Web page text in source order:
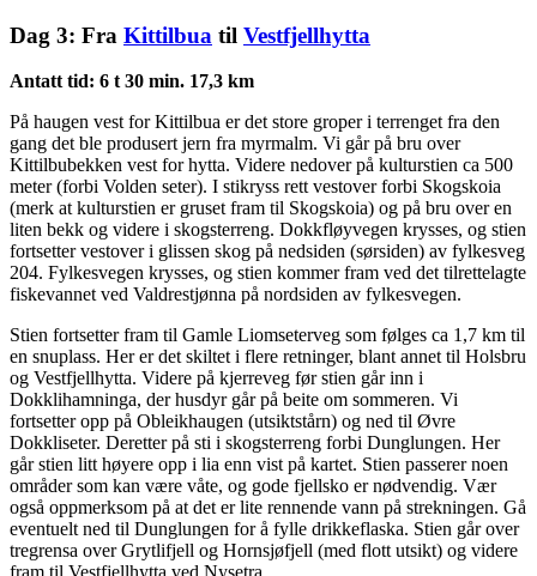
Dag 3: Fra Kittilbua til Vestfjellhytta
Antatt tid: 6 t 30 min. 17,3 km
På haugen vest for Kittilbua er det store groper i terrenget fra den
gang det ble produsert jern fra myrmalm. Vi går på bru over
Kittilbubekken vest for hytta. Videre nedover på kulturstien ca 500
meter (forbi Volden seter). I stikryss rett vestover forbi Skogskoia
(merk at kulturstien er gruset fram til Skogskoia) og på bru over en
liten bekk og videre i skogsterreng. Dokkfløyvegen krysses, og stien
fortsetter vestover i glissen skog på nedsiden (sørsiden) av fylkesveg
204. Fylkesvegen krysses, og stien kommer fram ved det tilrettelagte
fiskevannet ved Valdrestjønna på nordsiden av fylkesvegen.
Stien fortsetter fram til Gamle Liomseterveg som følges ca 1,7 km til
en snuplass. Her er det skiltet i flere retninger, blant annet til Holsbru
og Vestfjellhytta. Videre på kjerreveg før stien går inn i
Dokklihamninga, der husdyr går på beite om sommeren. Vi
fortsetter opp på Obleikhaugen (utsiktstårn) og ned til Øvre
Dokkliseter. Deretter på sti i skogsterreng forbi Dunglungen. Her
går stien litt høyere opp i lia enn vist på kartet. Stien passerer noen
områder som kan være våte, og gode fjellsko er nødvendig. Vær
også oppmerksom på at det er lite rennende vann på strekningen. Gå
eventuelt ned til Dunglungen for å fylle drikkeflaska. Stien går over
tregrensa over Grytlifjell og Hornsjøfjell (med flott utsikt) og videre